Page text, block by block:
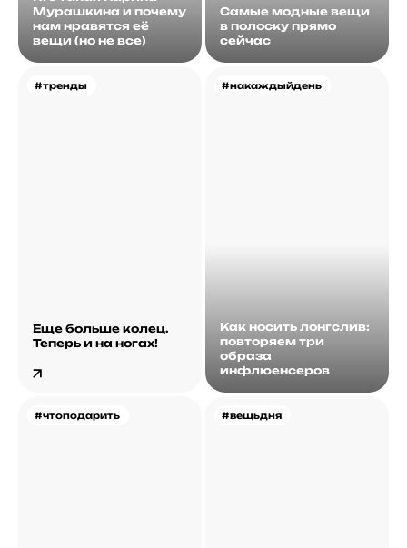
Мурашкина и почему
нам нравятся её
вещи (но не все)
Самые модные вещи
в полоску прямо
сейчас
#тренды
Еще больше колец.
Теперь и на ногах!
#накаждыйдень
Как носить лонгслив:
повторяем три
образа
инфлюенсеров
#чтоподарить #вещьдня